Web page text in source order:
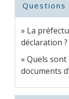
Questions
La
déclaration ?
Quels sont
documents